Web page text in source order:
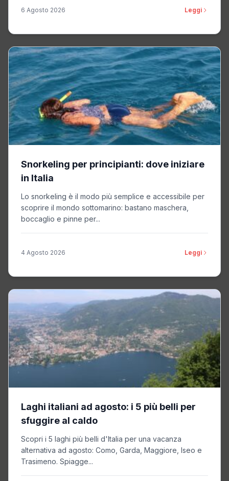
6 Agosto 2026 Leggi
Snorkeling per principianti: dove iniziare
in Italia
Lo snorkeling è il modo più semplice e accessibile per
scoprire il mondo sottomarino: bastano maschera,
boccaglio e pinne per...
4 Agosto 2026 Leggi
Laghi italiani ad agosto: i 5 più belli per
sfuggire al caldo
Scopri i 5 laghi più belli d'Italia per una vacanza
alternativa ad agosto: Como, Garda, Maggiore, Iseo e
Trasimeno. Spiagge...